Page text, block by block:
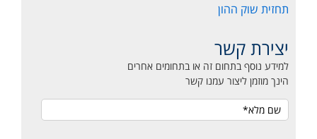
תחזית שוק ההון
יצירת קשר
למידע נוסף בתחום זה או בתחומים אחרים
הינך מוזמן ליצור עמנו קשר